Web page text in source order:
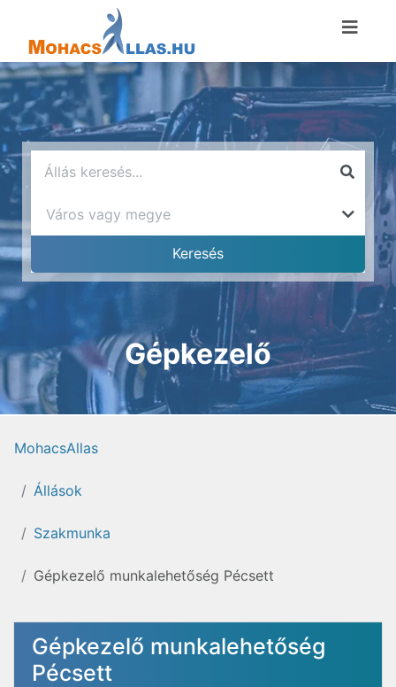
Gépkezelő
MohacsAllas
Állások
Szakmunka
Gépkezelő munkalehetőség Pécsett
Gépkezelő munkalehetőség
Pécsett